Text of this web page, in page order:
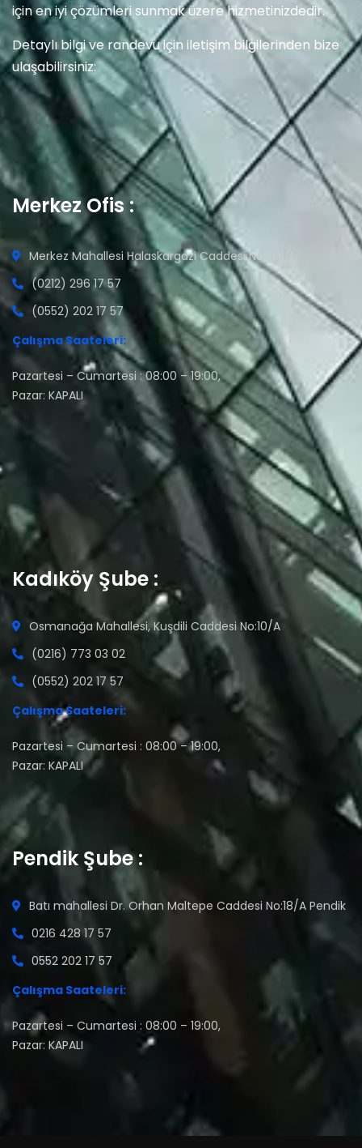
için en iyi çözümleri sunmak üzere hizmetinizdedir.
Detaylı bilgi ve randevu için iletişim bilgilerinden bize
ulaşabilirsiniz:
Merkez Ofis :
Merkez Mahallesi Halaskargazi Caddesi No:149/1
(0212) 296 17 57
(0552) 202 17 57
Çalışma Saateleri:
Pazartesi – Cumartesi : 08:00 – 19:00,
Pazar: KAPALI
Kadıköy Şube :
Osmanağa Mahallesi, Kuşdili Caddesi No:10/A
(0216) 773 03 02
(0552) 202 17 57
Çalışma Saateleri:
Pazartesi – Cumartesi : 08:00 – 19:00,
Pazar: KAPALI
Pendik Şube :
Batı mahallesi Dr. Orhan Maltepe Caddesi No:18/A Pendik
0216 428 17 57
0552 202 17 57
Çalışma Saateleri:
Pazartesi – Cumartesi : 08:00 – 19:00,
Pazar: KAPALI